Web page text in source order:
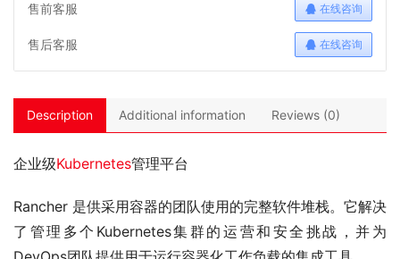
售前客服
在线咨询
售后客服 在线咨询
Description Additional information Reviews (0)
企业级Kubernetes管理平台
Rancher 是供采用容器的团队使用的完整软件堆栈。它解决
了管理多个Kubernetes集群的运营和安全挑战，并为